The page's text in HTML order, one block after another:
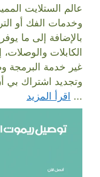
عالم الستلايت
وخدمات الفك أو
بالإضافة إلى ما
الكابلات
غير خدمة البرمجة
وتجديد اشتراك بي
... اقرأ المزيد